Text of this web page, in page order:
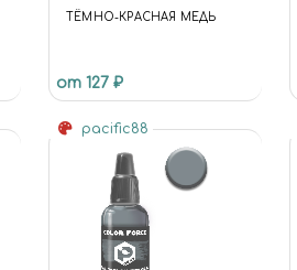
ТЁМНО-КРАСНАЯ МЕДЬ
от 127 ₽
pacific88